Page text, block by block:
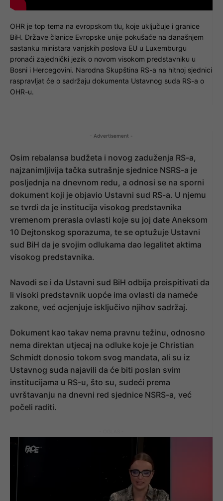
OHR je top tema na evropskom tlu, koje uključuje i granice
BiH. Države članice Evropske unije pokušaće na današnjem
sastanku ministara vanjskih poslova EU u Luxemburgu
pronaći zajednički jezik o novom visokom predstavniku u
Bosni i Hercegovini. Narodna Skupština RS-a na hitnoj sjednici
raspravljat će o sadržaju dokumenta Ustavnog suda RS-a o
OHR-u.
- Advertisement -
Osim rebalansa budžeta i novog zaduženja RS-a,
najzanimljivija tačka sutrašnje sjednice NSRS-a je
posljednja na dnevnom redu, a odnosi se na sporni
dokument koji je objavio Ustavni sud RS-a. U njemu
se tvrdi da je institucija visokog predstavnika
vremenom prerasla ovlasti koje su joj date Aneksom
10 Dejtonskog sporazuma, te se optužuje Ustavni
sud BiH da je svojim odlukama dao legalitet aktima
visokog predstavnika.
Navodi se i da Ustavni sud BiH odbija preispitivati da
li visoki predstavnik uopće ima ovlasti da nameće
zakone, već ocjenjuje isključivo njihov sadržaj.
Dokument kao takav nema pravnu težinu, odnosno
nema direktan utjecaj na odluke koje je Christian
Schmidt donosio tokom svog mandata, ali su iz
Ustavnog suda najavili da će biti poslan svim
institucijama u RS-u, što su, sudeći prema
uvrštavanju na dnevni red sjednice NSRS-a, već
počeli raditi.